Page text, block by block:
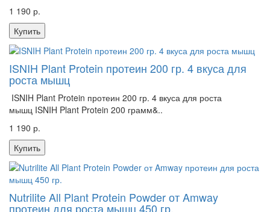
1 190 р.
Купить
ISNIH Plant Protein протеин 200 гр. 4 вкуса для
роста мышц
ISNIH Plant Protein протеин 200 гр. 4 вкуса для роста
мышц ISNIH Plant Protein 200 грамм&..
1 190 р.
Купить
Nutrilite All Plant Protein Powder от Amway
протеин для роста мышц 450 гр.